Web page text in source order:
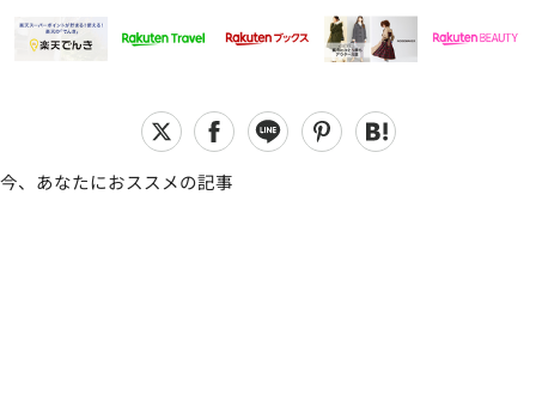
今、あなたにおススメの記事